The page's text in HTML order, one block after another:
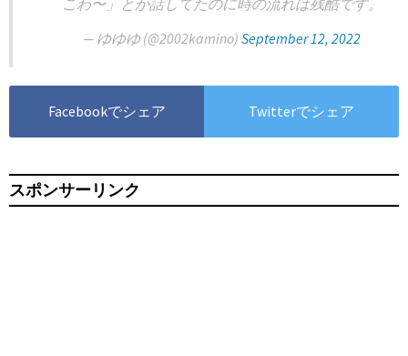
こわ〜」とか話してたのに時の流れは残酷です。
— ゆゆゆ (@2002kamino) September 12, 2022
Facebookでシェア Twitterでシェア
スポンサーリンク